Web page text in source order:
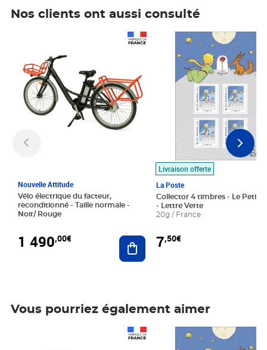
Nos clients ont aussi consulté
Nouvelle Attitude
Vélo électrique du facteur,
reconditionné - Taille normale -
Noir/ Rouge
1 490,00€ Ajouter au panier
Livraison offerte
La Poste
Collector 4 timbres - Le Petit
- Lettre Verte
20g / France
7,50€
Prix 7,50€
Vous pourriez également aimer
Prix 7,50€